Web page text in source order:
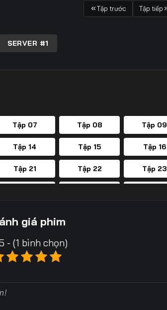
Tập trước Tập tiếp
SERVER #1
Tập 07 Tập 08 Tập 09
Tập 14 Tập 15 Tập 16
Tập 21 Tập 22 Tập 23
Tập 49
giá phim
- (1 bình chọn)